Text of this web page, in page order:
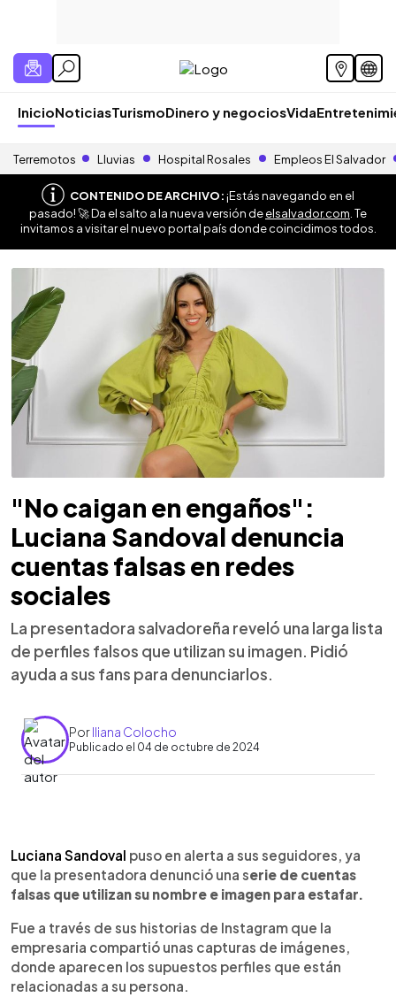
InicioNoticiasTurismoDinero y negociosVida
Terremotos Lluvias Hospital Rosales Empleos El Salvador
CONTENIDO DE ARCHIVO:¡Estás navegando en el
pasado! 🚀 Da el salto a la nueva versión deelsalvador.com . Te
invitamos a visitar el nuevo portal país donde coincidimos todos.
"No caigan en engaños":
Luciana Sandoval denuncia
cuentas falsas en redes
sociales
La presentadora salvadoreña reveló una larga lista
de perfiles falsos que utilizan su imagen. Pidió
ayuda a sus fans para denunciarlos.
PorIliana Colocho
Publicado el 04 de octubre de 2024
► Escuchar artículo
Luciana Sandoval puso en alerta a sus seguidores, ya
que la presentadora denunció una serie de cuentas
falsas que utilizan su nombre e imagen para estafar.
Fue a través de sus historias de Instagram que la
empresaria compartió unas capturas de imágenes,
donde aparecen los supuestos perfiles que están
relacionadas a su persona.